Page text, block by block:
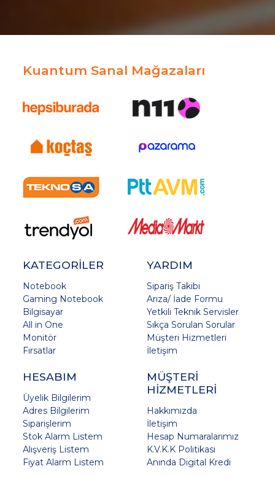
Kuantum Sanal Mağazaları
KATEGORİLER
Notebook
Gaming Notebook
Bilgisayar
All in One
Monitör
Fırsatlar
YARDIM
Sipariş Takibi
Arıza/ İade Formu
Yetkili Teknik Servisler
Sıkça Sorulan Sorular
Müşteri Hizmetleri
İletişim
HESABIM
Üyelik Bilgilerim
Adres Bilgilerim
Siparişlerim
Stok Alarm Listem
Alışveriş Listem
Fiyat Alarm Listem
MÜŞTERİ
HİZMETLERİ
Hakkımızda
İletişim
Hesap Numaralarımız
K.V.K.K Politikası
Anında Digital Kredi